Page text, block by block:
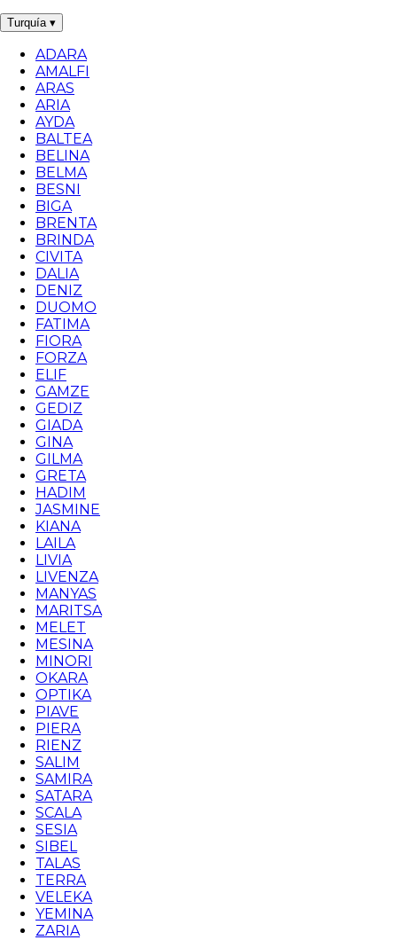
Turquía ▾
ADARA
AMALFI
ARAS
ARIA
AYDA
BALTEA
BELINA
BELMA
BESNI
BIGA
BRENTA
BRINDA
CIVITA
DALIA
DENIZ
DUOMO
FATIMA
FIORA
FORZA
ELIF
GAMZE
GEDIZ
GIADA
GINA
GILMA
GRETA
HADIM
JASMINE
KIANA
LAILA
LIVIA
LIVENZA
MANYAS
MARITSA
MELET
MESINA
MINORI
OKARA
OPTIKA
PIAVE
PIERA
RIENZ
SALIM
SAMIRA
SATARA
SCALA
SESIA
SIBEL
TALAS
TERRA
VELEKA
YEMINA
ZARIA